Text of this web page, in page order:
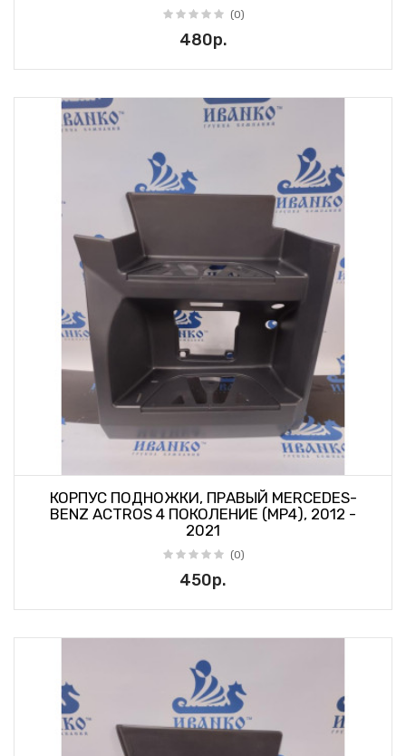
(0)
480р.
КОРПУС ПОДНОЖКИ, ПРАВЫЙ MERCEDES-
BENZ ACTROS 4 ПОКОЛЕНИЕ (MP4), 2012 -
2021
(0)
450р.